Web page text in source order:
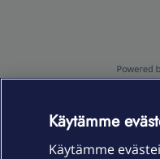
Käytämme
Käytämme